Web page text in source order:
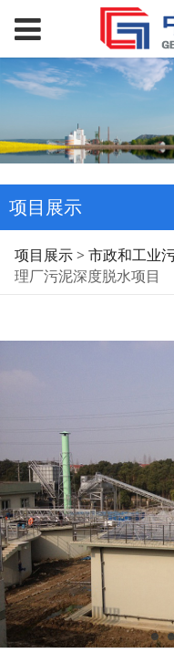
项目展示
浙江嘉
项目展示> 市政和工业
理厂污泥深度脱水项目